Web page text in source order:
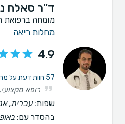
ד"ר סאלח
מומחה ברפואת
מחלות ריאה
4.9
57 חוות דעת על מחלות ריאה
שפות:עברית,
בהסדר עם: